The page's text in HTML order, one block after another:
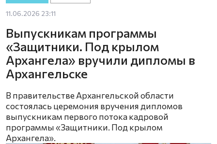
11.06.2026 23:11
Выпускникам программы
«Защитники. Под крылом
Архангела» вручили дипломы в
Архангельске
В правительстве Архангельской области
состоялась церемония вручения дипломов
выпускникам первого потока кадровой
программы «Защитники. Под крылом
Архангела».